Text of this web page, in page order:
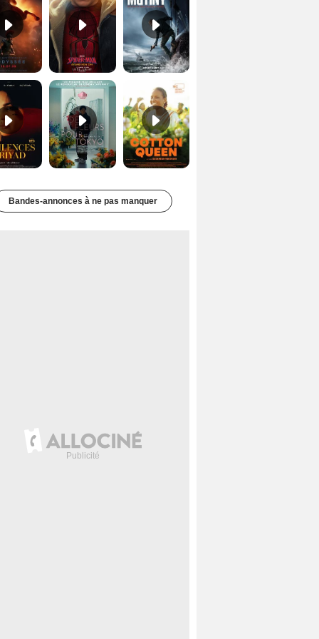
Les Silences de Riyad Bande-annonce VO STFR Cotton Queen Bande-annonce VO STFR
Bandes-annonces à ne pas manquer